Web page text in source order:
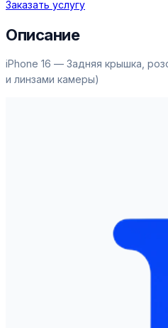
Заказать услугу
Описание
iPhone 16 — Задняя крышка,
и линзами камеры)